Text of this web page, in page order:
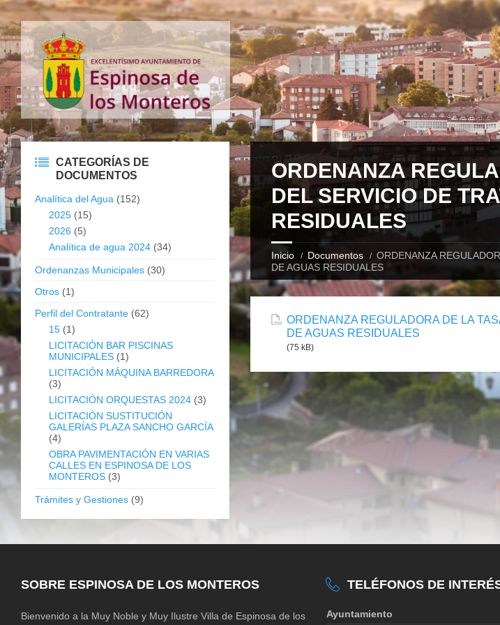
ORDENANZA
DEL SERVICIO DE
RESIDUALES
Inicio Documentos
ORDENANZA
DE AGUAS RESIDUALES
ORDENANZA REGULADORA DE LA
DE AGUAS RESIDUALES
(75 kB)
CATEGORÍAS DE
DOCUMENTOS
Analítica del Agua (152)
2025 (15)
2026 (5)
Analítica de agua 2024 (34)
Ordenanzas Municipales (30)
Otros (1)
Perfil del Contratante (62)
15 (1)
LICITACIÓN BAR PISCINAS
MUNICIPALES (1)
LICITACIÓN MÁQUINA BARREDORA
(3)
LICITACIÓN ORQUESTAS 2024 (3)
LICITACIÓN SUSTITUCIÓN
GALERÍAS PLAZA SANCHO GARCÍA
(4)
OBRA PAVIMENTACIÓN EN VARIAS
CALLES EN ESPINOSA DE LOS
MONTEROS (3)
Trámites y Gestiones (9)
SOBRE ESPINOSA DE LOS MONTEROS
Bienvenido a la Muy Noble y Muy Ilustre Villa de Espinosa de los
TELÉFONOS DE
Ayuntamiento